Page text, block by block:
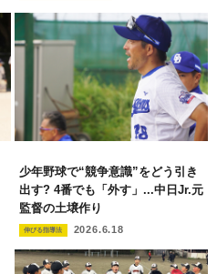
少年野球で“競争意識”をどう引き
出す? 4番でも「外す」...中日Jr.元
監督の土壌作り
伸びる指導法 2026.6.18